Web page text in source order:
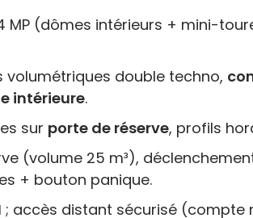
MP (dômes intérieurs + mini-
double techno,
intérieure.
sur porte de réserve, profils
(volume 25 m³),
+ bouton panique.
; accès distant sécurisé (compte